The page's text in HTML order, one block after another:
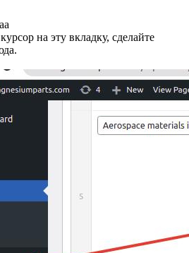
на эту вкладку, сделайте